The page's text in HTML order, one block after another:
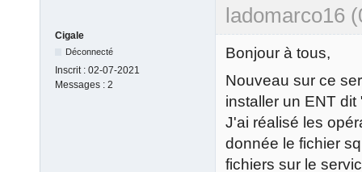
ladomarco16
Cigale
Déconnecté
Inscrit : 02-07-2021
Messages : 2
Bonjour à tous,
Nouveau sur ce
installer un ENT
J'ai réalisé les
donnée le fichier
fichiers sur le